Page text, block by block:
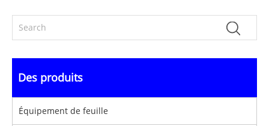
Des produits
Équipement de feuille